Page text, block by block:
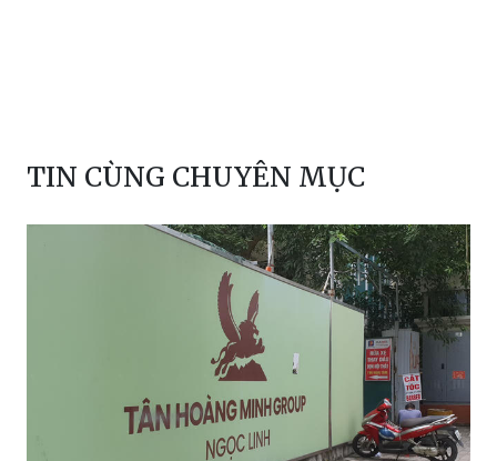
TIN CÙNG CHUYÊN MỤC